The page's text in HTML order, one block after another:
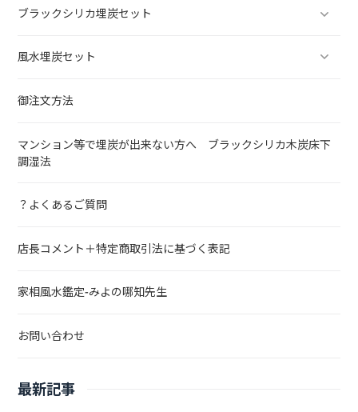
ブラックシリカ埋炭セット
風水埋炭セット
御注文方法
マンション等で埋炭が出来ない方へ ブラックシリカ木炭床下
調湿法
？よくあるご質問
店長コメント＋特定商取引法に基づく表記
家相風水鑑定-みよの哪知先生
お問い合わせ
最新記事